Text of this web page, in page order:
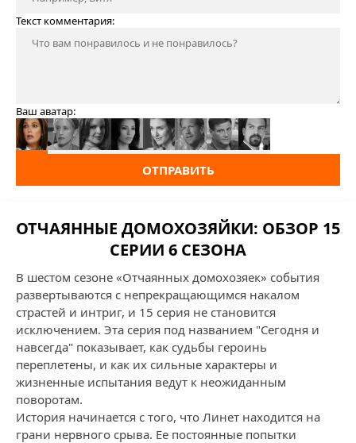
Текст комментария:
Ваш аватар:
ОТПРАВИТЬ
ОТЧАЯННЫЕ ДОМОХОЗЯЙКИ: ОБЗОР 15
СЕРИИ 6 СЕЗОНА
В шестом сезоне «Отчаянных домохозяек» события
развертываются с непрекращающимся накалом
страстей и интриг, и 15 серия не становится
исключением. Эта серия под названием "Сегодня и
навсегда" показывает, как судьбы героинь
переплетены, и как их сильные характеры и
жизненные испытания ведут к неожиданным
поворотам.
История начинается с того, что Линет находится на
грани нервного срыва. Ее постоянные попытки